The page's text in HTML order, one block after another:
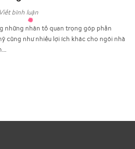
Viết bình luận
những nhân tố quan trọng góp phần
cũng như nhiều lợi ích khác cho ngôi nhà